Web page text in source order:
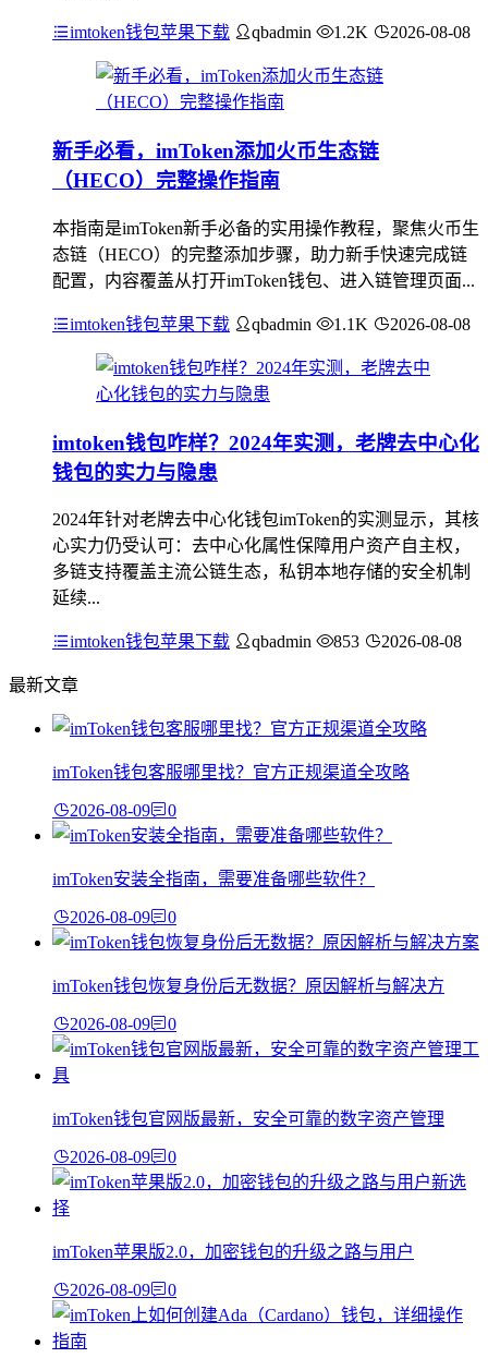
imtoken钱包苹果下载 qbadmin 1.2K 2026-08-08
新手必看，imToken添加火币生态链
（HECO）完整操作指南
本指南是imToken新手必备的实用操作教程，聚焦火币生
态链（HECO）的完整添加步骤，助力新手快速完成链
配置，内容覆盖从打开imToken钱包、进入链管理页面...
imtoken钱包苹果下载 qbadmin 1.1K 2026-08-08
imtoken钱包咋样？2024年实测，老牌去中心化
钱包的实力与隐患
2024年针对老牌去中心化钱包imToken的实测显示，其核
心实力仍受认可：去中心化属性保障用户资产自主权，
多链支持覆盖主流公链生态，私钥本地存储的安全机制
延续...
imtoken钱包苹果下载 qbadmin 853 2026-08-08
最新文章
imToken钱包客服哪里找？官方正规渠道全攻略
2026-08-09 0
imToken安装全指南，需要准备哪些软件？
2026-08-09 0
imToken钱包恢复身份后无数据？原因解析与解决方
2026-08-09 0
imToken钱包官网版最新，安全可靠的数字资产管理
2026-08-09 0
imToken苹果版2.0，加密钱包的升级之路与用户
2026-08-09 0